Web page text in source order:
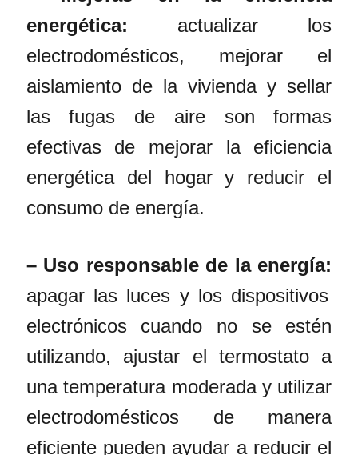
energética: actualizar los
electrodomésticos, mejorar el
aislamiento de la vivienda y sellar
las fugas de aire son formas
efectivas de mejorar la eficiencia
energética del hogar y reducir el
consumo de energía.
– Uso responsable de la energía:
apagar las luces y los dispositivos
electrónicos cuando no se estén
utilizando, ajustar el termostato a
una temperatura moderada y utilizar
electrodomésticos de manera
eficiente pueden ayudar a reducir el